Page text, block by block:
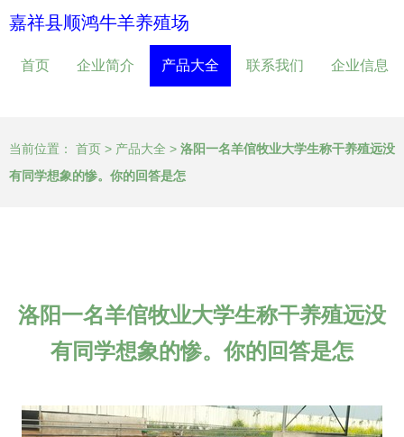
嘉祥县顺鸿牛羊养殖场
首页 企业简介 产品大全 联系我们 企业信息
当前位置： 首页 > 产品大全 > 洛阳一名羊倌牧业大学生称干养殖远没
有同学想象的惨。你的回答是怎
洛阳一名羊倌牧业大学生称干养殖远没
有同学想象的惨。你的回答是怎